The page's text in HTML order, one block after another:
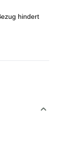
hindert